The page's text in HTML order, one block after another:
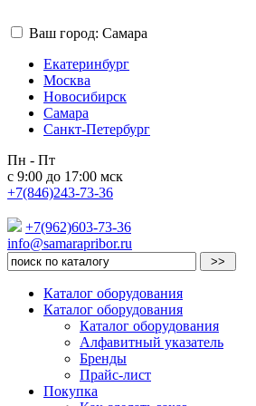
Ваш город: Самара
Екатеринбург
Москва
Новосибирск
Самара
Санкт-Петербург
Пн - Пт
с 9:00 до 17:00 мск
+7(846)243-73-36
+7(962)603-73-36
info@samarapribor.ru
Каталог оборудования
Каталог оборудования
Каталог оборудования
Алфавитный указатель
Бренды
Прайс-лист
Покупка